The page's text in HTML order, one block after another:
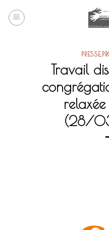
PRESSE,
Travail
(28/